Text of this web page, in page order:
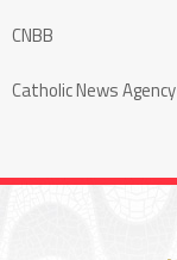
CNBB
Catholic News Agency